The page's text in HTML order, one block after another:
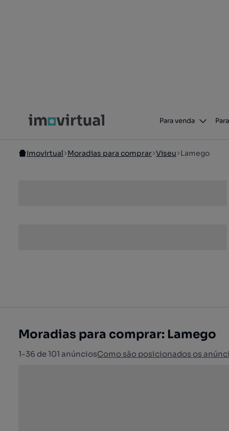
Para venda
Imovirtual Moradias para comprar Viseu Lamego
Moradias para comprar: Lamego
1-36 de 101 anúnciosComo são posicionados os